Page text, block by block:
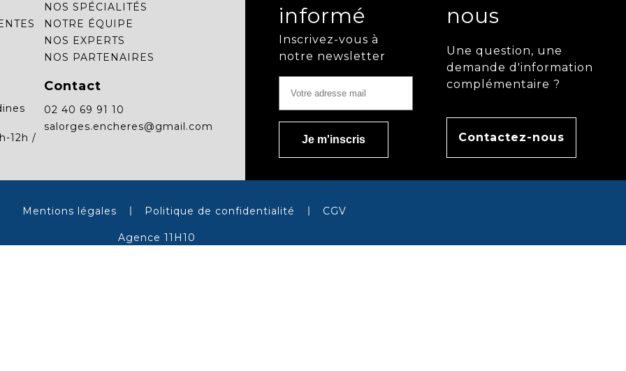
NOS SPÉCIALITÉS
NOTRE ÉQUIPE
NOS EXPERTS
NOS PARTENAIRES
12h /
Contact
02 40 69 91 10
salorges.encheres@gmail.com
informé
Inscrivez-vous à
notre newsletter
nous
Une question, une
demande d'information
complémentaire ?
Contactez-nous
Mentions légales Politique de confidentialité CGV
Agence 11H10